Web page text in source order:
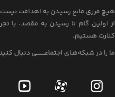
هیـچ مرزی مانع رسیـدن به اهدافت
از اولین گام تا رسیدن به مقصد، با
کنارت هستیم.
ما را در شبکه‌هـای اجتماعــــــــی دنبال